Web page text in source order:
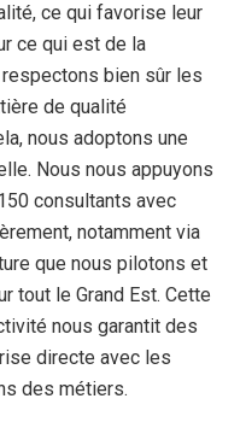
ce qui favorise leur
ce qui est de la
bien sûr les
de qualité
nous adoptons une
Nous nous appuyons
consultants avec
notamment via
que nous pilotons et
tout le Grand Est. Cette
nous garantit des
directe avec les
des métiers.